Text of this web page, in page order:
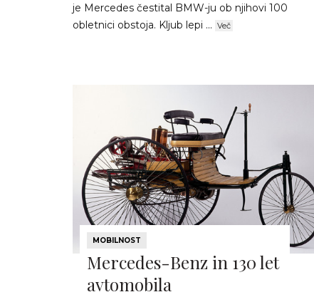
je Mercedes čestital BMW-ju ob njihovi 100
obletnici obstoja. Kljub lepi ... Več
MOBILNOST
Mercedes-Benz in 130 let
avtomobila